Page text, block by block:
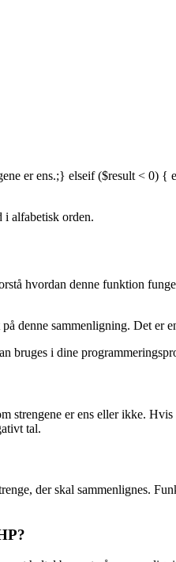
er ens.;} elseif ($result < 0) {
alfabetisk orden.
hvordan denne funktion
denne sammenligning. Det
bruges i dine
er ens eller ikke.
tal.
der skal sammenlignes.